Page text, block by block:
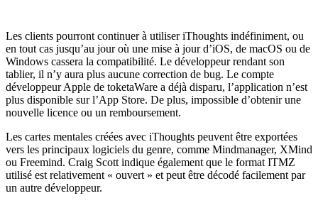
Les clients pourront continuer à utiliser iThoughts indéfiniment, ou
en tout cas jusqu’au jour où une mise à jour d’iOS, de macOS ou de
Windows cassera la compatibilité. Le développeur rendant son
tablier, il n’y aura plus aucune correction de bug. Le compte
développeur Apple de toketaWare a déjà disparu, l’application n’est
plus disponible sur l’App Store. De plus, impossible d’obtenir une
nouvelle licence ou un remboursement.
Les cartes mentales créées avec iThoughts peuvent être exportées
vers les principaux logiciels du genre, comme Mindmanager, XMind
ou Freemind. Craig Scott indique également que le format ITMZ
utilisé est relativement « ouvert » et peut être décodé facilement par
un autre développeur.